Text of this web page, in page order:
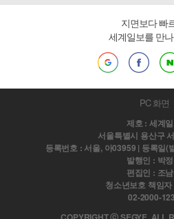
지면보다 빠
세계일보를 만
PC 화면
제호 : 세계
서울특별시 용산구
등록번호 : 서울, 아03959 | 등록일(
발행인 : 박
편집인 : 조
청소년보호 책임
02-2000-